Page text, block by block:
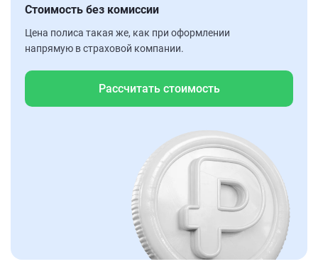
Стоимость без комиссии
Цена полиса такая же, как при оформлении
напрямую в страховой компании.
Рассчитать стоимость